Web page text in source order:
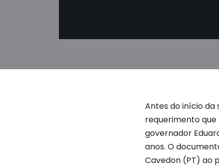
Antes do início da
requerimento que
governador
anos. O
Cavedon (PT) ao